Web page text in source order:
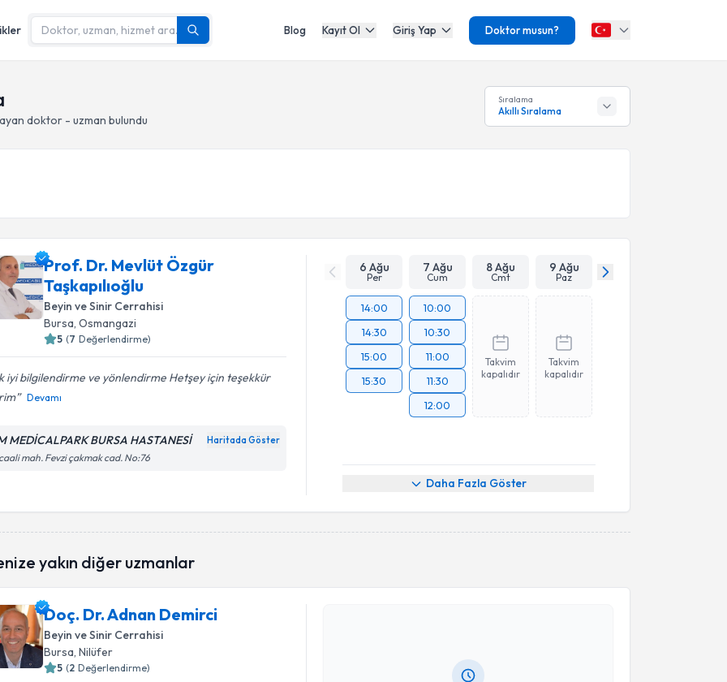
Blog Kayıt Ol Giriş Yap Doktor musun?
doktor - uzman bulundu
Sıralama
Akıllı Sıralama
Prof. Dr. Mevlüt Özgür
Taşkapılıoğlu
Beyin ve Sinir Cerrahisi
Bursa, Osmangazi
5 (7 Değerlendirme)
iyi bilgilendirme ve yönlendirme Hetşey için teşekkür
Devamı
MEDİCALPARK BURSA HASTANESİ Haritada Göster
mah. Fevzi çakmak cad. No:76
6 Ağu
Per
7 Ağu
Cum
8 Ağu
Cmt
9 Ağu
Paz
14:00
14:30
15:00
15:30
10:00
10:30
11:00
11:30
12:00
Takvim
kapalıdır
Takvim
kapalıdır
Daha Fazla Göster
yakın diğer uzmanlar
Doç. Dr. Adnan Demirci
Beyin ve Sinir Cerrahisi
Bursa , Nilüfer
5 (2 Değerlendirme)